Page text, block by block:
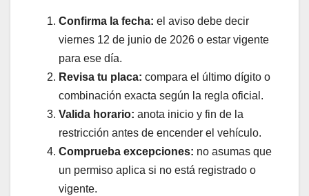
Confirma la fecha: el aviso debe decir
viernes 12 de junio de 2026 o estar vigente
para ese día.
Revisa tu placa: compara el último dígito o
combinación exacta según la regla oficial.
Valida horario: anota inicio y fin de la
restricción antes de encender el vehículo.
Comprueba excepciones: no asumas que
un permiso aplica si no está registrado o
vigente.